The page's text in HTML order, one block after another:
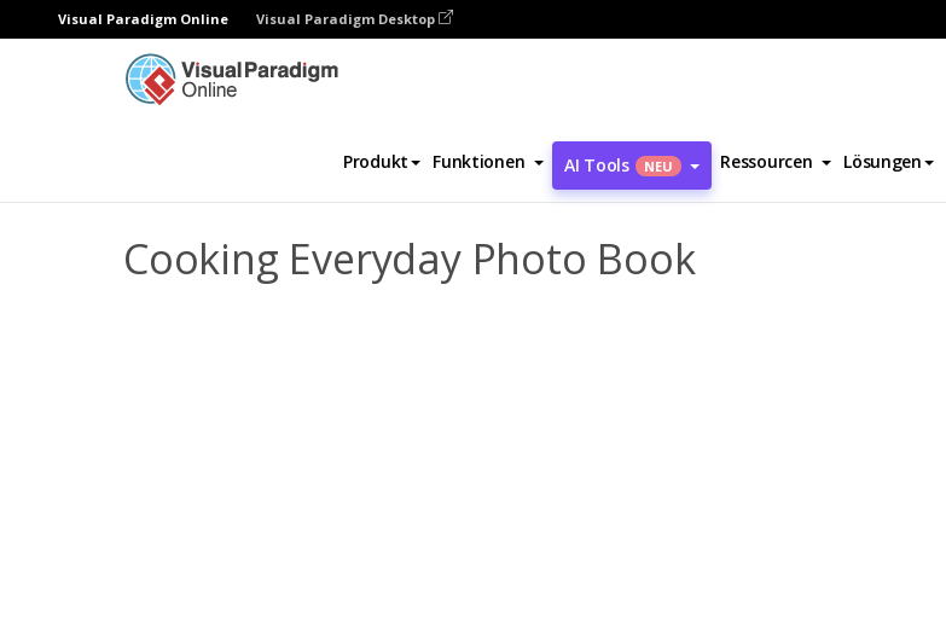
Visual Paradigm Online Visual Paradigm Desktop
Produkt Funktionen AI Tools NEU Ressourcen Lösungen
Alltägliche Fotobücher Cooking Everyday Photo Book
Cooking Everyday Photo Book